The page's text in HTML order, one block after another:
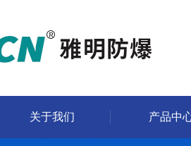
关于我们 产品中